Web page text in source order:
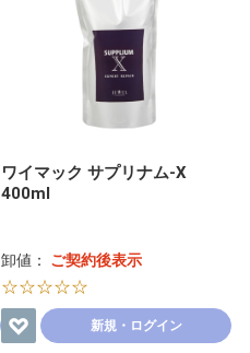
ワイマック サプリナム-X
400ml
卸値： ご契約後表示
☆☆☆☆☆
新規・ログイン